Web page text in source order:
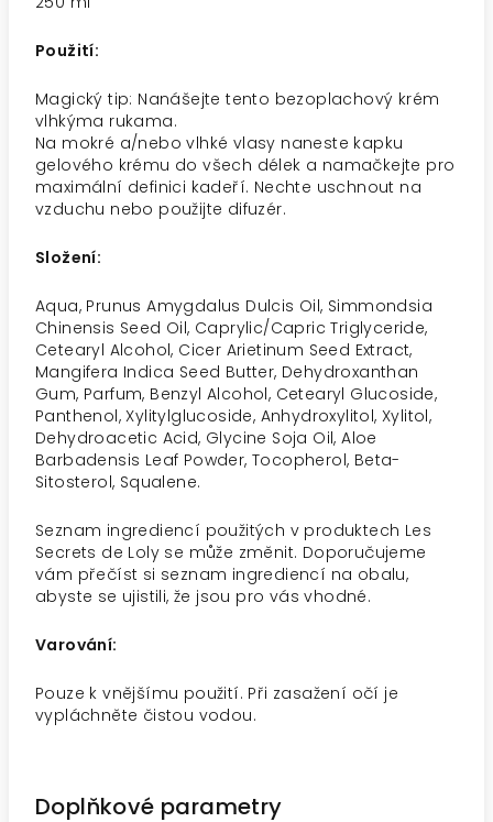
Použití:
Magický tip: Nanášejte tento bezoplachový krém
vlhkýma rukama.
Na mokré a/nebo vlhké vlasy naneste kapku
gelového krému do všech délek a namačkejte pro
maximální definici kadeří. Nechte uschnout na
vzduchu nebo použijte difuzér.
Složení:
Aqua, Prunus Amygdalus Dulcis Oil, Simmondsia
Chinensis Seed Oil, Caprylic/Capric Triglyceride,
Cetearyl Alcohol, Cicer Arietinum Seed Extract,
Mangifera Indica Seed Butter, Dehydroxanthan
Gum, Parfum, Benzyl Alcohol, Cetearyl Glucoside,
Panthenol, Xylitylglucoside, Anhydroxylitol, Xylitol,
Dehydroacetic Acid, Glycine Soja Oil, Aloe
Barbadensis Leaf Powder, Tocopherol, Beta-
Sitosterol, Squalene.
Seznam ingrediencí použitých v produktech Les
Secrets de Loly se může změnit. Doporučujeme
vám přečíst si seznam ingrediencí na obalu,
abyste se ujistili, že jsou pro vás vhodné.
Varování:
Pouze k vnějšímu použití. Při zasažení očí je
vypláchněte čistou vodou.
Doplňkové parametry